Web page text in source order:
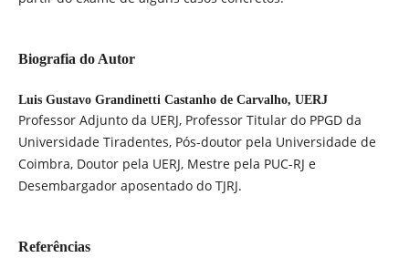
Biografia do Autor
Luis Gustavo Grandinetti Castanho de Carvalho, UERJ
Professor Adjunto da UERJ, Professor Titular do PPGD da
Universidade Tiradentes, Pós-doutor pela Universidade de
Coimbra, Doutor pela UERJ, Mestre pela PUC-RJ e
Desembargador aposentado do TJRJ.
Referências